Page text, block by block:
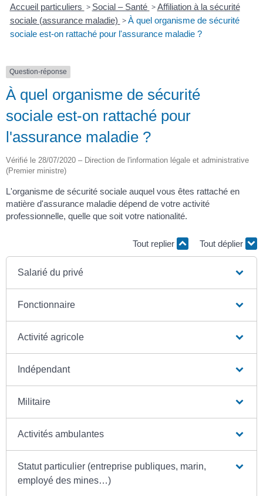
Accueil particuliers > Social – Santé > Affiliation à la sécurité
sociale (assurance maladie) > À quel organisme de sécurité
sociale est-on rattaché pour l'assurance maladie ?
Question-réponse
À quel organisme de sécurité
sociale est-on rattaché pour
l'assurance maladie ?
Vérifié le 28/07/2020 – Direction de l'information légale et administrative
(Premier ministre)
L'organisme de sécurité sociale auquel vous êtes rattaché en
matière d'assurance maladie dépend de votre activité
professionnelle, quelle que soit votre nationalité.
Tout replier Tout déplier
Salarié du privé
Fonctionnaire
Activité agricole
Indépendant
Militaire
Activités ambulantes
Statut particulier (entreprise publiques, marin,
employé des mines…)